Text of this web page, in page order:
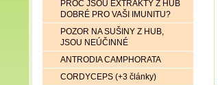
PROČ JSOU EXTRAKTY Z HUB
DOBRÉ PRO VAŠI IMUNITU?
POZOR NA SUŠINY Z HUB,
JSOU NEÚČINNÉ
ANTRODIA CAMPHORATA
CORDYCEPS (+3 články)